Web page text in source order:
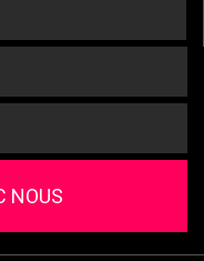
NOUS